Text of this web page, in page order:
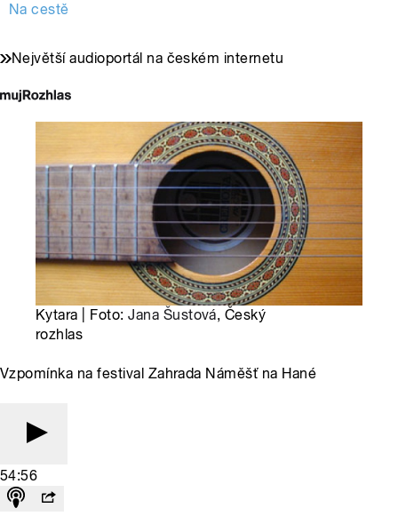
Na cestě
Největší audioportál na českém internetu
Kytara | Foto:Jana Šustová, Český
rozhlas
Vzpomínka na festival Zahrada Náměšť na Hané
54:56